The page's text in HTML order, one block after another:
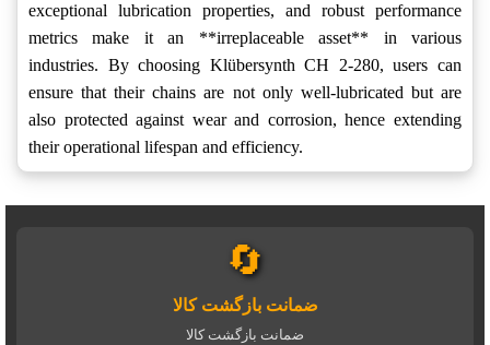
exceptional lubrication properties, and robust performance
metrics make it an **irreplaceable asset** in various
industries. By choosing Klübersynth CH 2-280, users can
ensure that their chains are not only well-lubricated but are
also protected against wear and corrosion, hence extending
their operational lifespan and efficiency.
🔄
ضمانت بازگشت کالا
ضمانت بازگشت کالا